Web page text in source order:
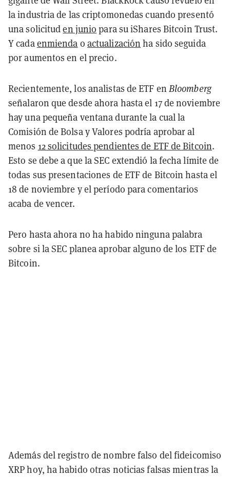
la industria de las criptomonedas cuando presentó
una solicituden junio para su iShares Bitcoin Trust.
Y cadaenmienda o actualización ha sido seguida
por aumentos en el precio.
Recientemente, los analistas de ETF en Bloomberg
señalaron que desde ahora hasta el 17 de noviembre
hay una pequeña ventana durante la cual la
Comisión de Bolsa y Valores podría aprobar al
menos 12 solicitudes pendientes de ETF de Bitcoin.
Esto se debe a que la SEC extendió la fecha límite de
todas sus presentaciones de ETF de Bitcoin hasta el
18 de noviembre y el período para comentarios
acaba de vencer.
Pero hasta ahora no ha habido ninguna palabra
sobre si la SEC planea aprobar alguno de los ETF de
Bitcoin.
Además del registro de nombre falso del fideicomiso
XRP hoy, ha habido otras noticias falsas mientras la